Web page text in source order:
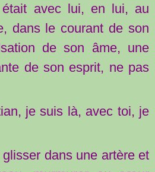
avec lui, en lui, au
dans le courant de son
de son âme, une
de son esprit, ne pas
je suis là, avec toi, je
dans une artère et